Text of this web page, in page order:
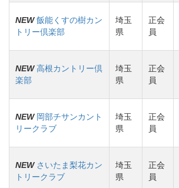
NEW 飯能くすの樹カン
トリー倶楽部
埼玉
県
正会
員
NEW 高根カントリー倶
楽部
埼玉
県
正会
員
NEW 岡部チサンカント
リークラブ
埼玉
県
正会
員
NEW さいたま梨花カン
トリークラブ
埼玉
県
正会
員